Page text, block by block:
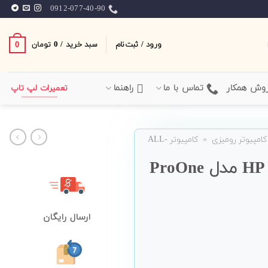
0912-077-40-90
ورود / ثبت‌نام سبد خرید / 0 تومان 0
همکار تماس با ما راهنما تعمیرات لپ تاپ
کامپیوتر رومیزی »
کامپیوتر ALL-
کامپیوتر همه کاره 22 اینچی HP مدل ProOne
ارسال رایگان